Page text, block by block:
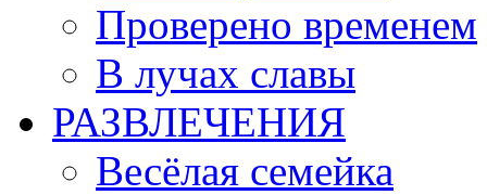
Проверено временем
В лучах славы
РАЗВЛЕЧЕНИЯ
Весёлая семейка